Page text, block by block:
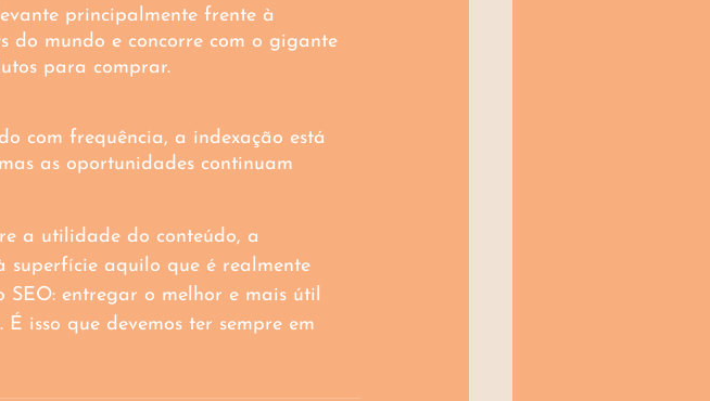
principalmente frente à
do mundo e concorre com o gigante
para comprar.
com frequência, a indexação está
as oportunidades continuam
a utilidade do conteúdo, a
superfície aquilo que é realmente
entregar o melhor e mais útil
isso que devemos ter sempre em